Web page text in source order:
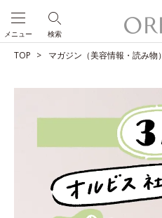
検索
メニュー
TOP マガジン（美容情報・読み物）